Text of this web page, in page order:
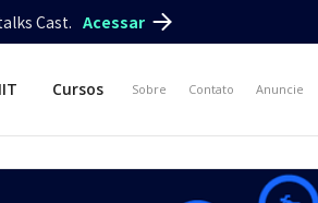
Cast. Acessar
Cursos Sobre Contato Anuncie